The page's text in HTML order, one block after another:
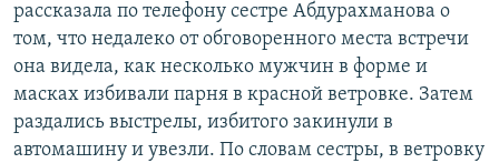
рассказала по телефону сестре Абдурахманова о
том, что недалеко от обговоренного места встречи
она видела, как несколько мужчин в форме и
масках избивали парня в красной ветровке. Затем
раздались выстрелы, избитого закинули в
автомашину и увезли. По словам сестры, в ветровку